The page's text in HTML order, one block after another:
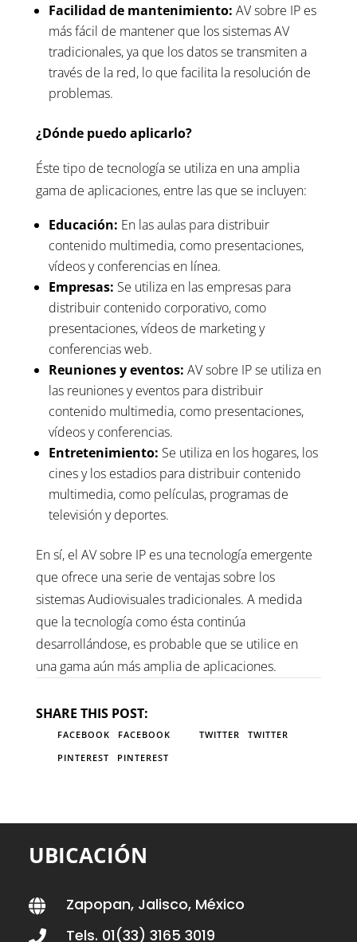
Facilidad de mantenimiento: AV sobre IP es
más fácil de mantener que los sistemas AV
tradicionales, ya que los datos se transmiten a
través de la red, lo que facilita la resolución de
problemas.
¿Dónde puedo aplicarlo?
Éste tipo de tecnología se utiliza en una amplia
gama de aplicaciones, entre las que se incluyen:
Educación: En las aulas para distribuir
contenido multimedia, como presentaciones,
vídeos y conferencias en línea.
Empresas: Se utiliza en las empresas para
distribuir contenido corporativo, como
presentaciones, vídeos de marketing y
conferencias web.
Reuniones y eventos: AV sobre IP se utiliza en
las reuniones y eventos para distribuir
contenido multimedia, como presentaciones,
vídeos y conferencias.
Entretenimiento: Se utiliza en los hogares, los
cines y los estadios para distribuir contenido
multimedia, como películas, programas de
televisión y deportes.
En sí, el AV sobre IP es una tecnología emergente
que ofrece una serie de ventajas sobre los
sistemas Audiovisuales tradicionales. A medida
que la tecnología como ésta continúa
desarrollándose, es probable que se utilice en
una gama aún más amplia de aplicaciones.
SHARE THIS POST:
FACEBOOK FACEBOOK TWITTER
TWITTER
PINTEREST
PINTEREST
UBICACIÓN
 Zapopan, Jalisco, México
 Tels. 01(33) 3165 3019